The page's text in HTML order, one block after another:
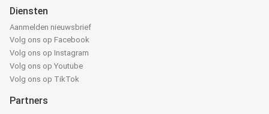
Diensten
Aanmelden nieuwsbrief
Volg ons op Facebook
Volg ons op Instagram
Volg ons op Youtube
Volg ons op TikTok
Partners